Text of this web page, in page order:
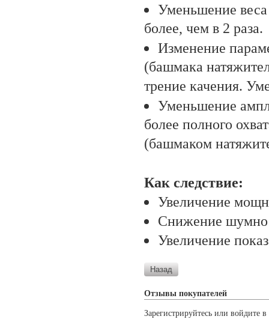
Уменьшение
более, чем в 2 раза.
Изменение
(башмака
трение качения.
Уменьшение
более полного
(башмаком
Как следствие:
Увеличение
Снижение
Увеличение
Отзывы покупателей
Зарегистрируйтесь или войдите